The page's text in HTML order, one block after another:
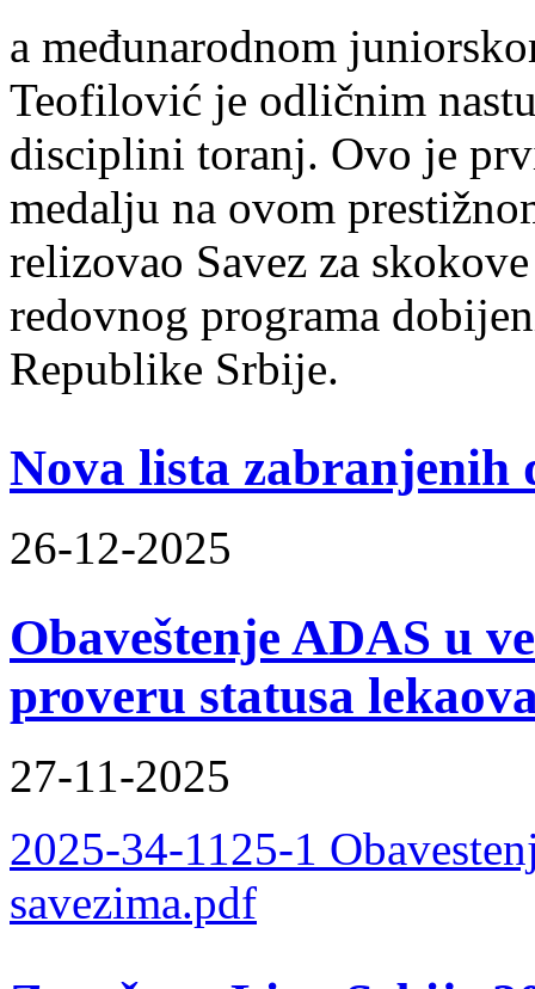
a međunarodnom
Teofilović je odličnim
disciplini toranj. Ovo je
medalju na ovom
relizovao Savez za
redovnog programa
Republike Srbije.
Nova lista zabranjenih
26-12-2025
Obaveštenje ADAS u
proveru statusa
27-11-2025
2025-34-1125-1
savezima.pdf